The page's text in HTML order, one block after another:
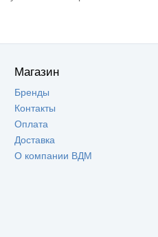
Магазин
Бренды
Контакты
Оплата
Доставка
О компании ВДМ